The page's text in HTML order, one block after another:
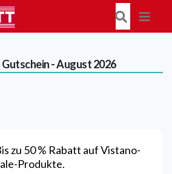
Gutschein - August 2026
zu 50 % Rabatt auf Vistano-
Produkte.